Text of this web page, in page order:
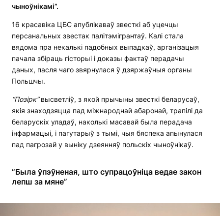
чыноўнікамі”.
16 красавіка ЦБС апублікаваў звесткі аб уцечцы
персанальных звестак палітэмігрантаў. Калі стала
вядома пра некалькі падобных выпадкаў, арганізацыя
пачала збіраць гісторыі і доказы фактаў перадачы
даных, пасля чаго звярнулася ў дзяржаўныя органы
Польшчы.
“Позірк”высветліў, з якой прычыны звесткі беларусаў,
якія знаходзяцца пад міжнароднай абаронай, трапілі да
беларускіх уладаў, наколькі масавай была перадача
інфармацыі, і пагутарыў з тымі, чыя бяспека апынулася
пад пагрозай у выніку дзеянняў польскіх чыноўнікаў.
“Была ўпэўненая, што супрацоўніца ведае закон
лепш за мяне”